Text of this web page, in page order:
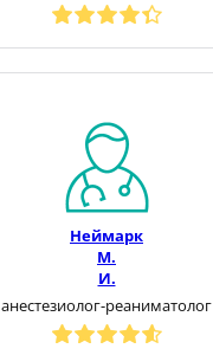
Неймарк
М.
И.
анестезиолог-реаниматолог